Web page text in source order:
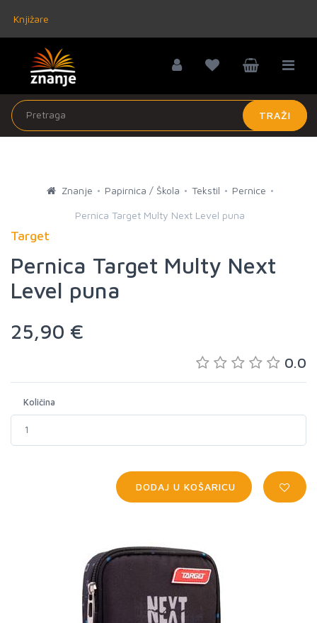
Knjižare
TRAŽI
Znanje Papirnica / Škola Tekstil Pernice
Pernica Target Multy Next Level puna
Target
Pernica Target Multy Next
Level puna
25,90 €
0.0
Količina
DODAJ U KOŠARICU